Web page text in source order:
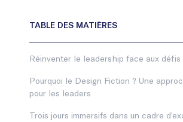
Réinventer le leadership face aux défis
Pourquoi le Design Fiction ? Une
pour les leaders
Trois jours immersifs dans un cadre